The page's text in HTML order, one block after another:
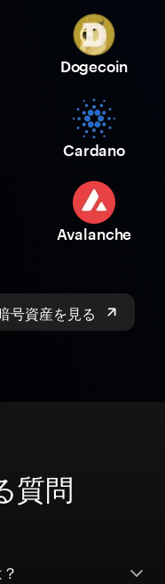
Dogecoin
Cardano
Avalanche
号資産を見る
質問